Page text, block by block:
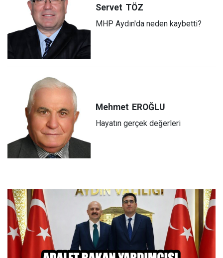
Servet TÖZ
MHP Aydın'da neden kaybetti?
Mehmet EROĞLU
Hayatın gerçek değerleri